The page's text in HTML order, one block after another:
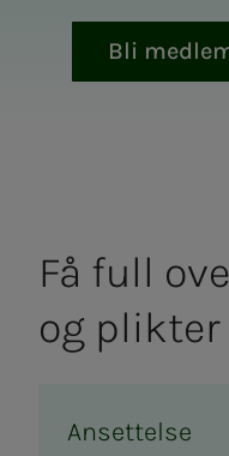
Bli
Få full
og
Ansettelse